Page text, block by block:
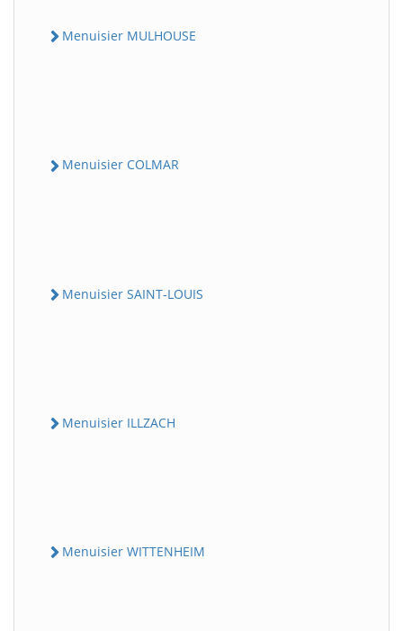
Menuisier MULHOUSE
Menuisier COLMAR
Menuisier SAINT-LOUIS
Menuisier ILLZACH
Menuisier WITTENHEIM